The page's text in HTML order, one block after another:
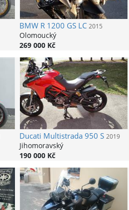
BMWR 1200 GS LC 2015
Olomoucký
269 000 Kč
Ducati Multistrada 950 S 2019
Jihomoravský
190 000 Kč